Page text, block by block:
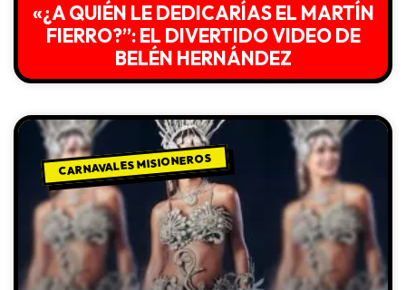
«¿A QUIÉN LE DEDICARÍAS EL MARTÍN
FIERRO?”: EL DIVERTIDO VIDEO DE
BELÉN HERNÁNDEZ
CARNAVALES MISIONEROS